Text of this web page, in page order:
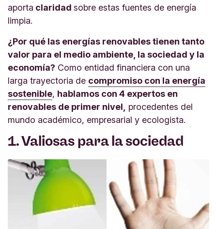
aporta claridad sobre estas fuentes de energía
limpia.
¿Por qué las energías renovables tienen tanto
valor para el medio ambiente, la sociedad y la
economía? Como entidad financiera con una
larga trayectoria de compromiso con la energía
sostenible, hablamos con 4 expertos en
renovables de primer nivel,
procedentes del
mundo académico, empresarial y ecologista.
1. Valiosas para la sociedad